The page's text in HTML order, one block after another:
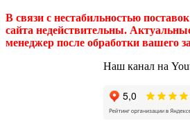
В связи с нестабильностью
сайта недействительны.
менеджер после обработки вашего
Наш канал на